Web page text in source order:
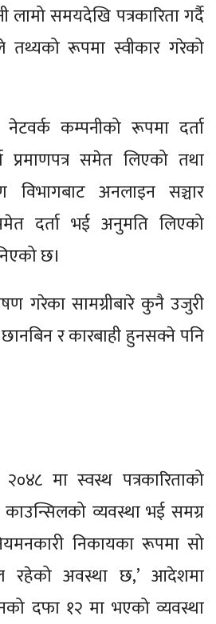
समयदेखि पत्रकारिता गर्दै
रूपमा स्वीकार गरेको
कम्पनीको रूपमा दर्ता
प्रमाणपत्र समेत लिएको तथा
विभागबाट अनलाइन सञ्चार
दर्ता भई अनुमति लिएको
छ।
गरेका सामग्रीबारे कुनै उजुरी
र कारबाही हुनसक्ने पनि
मा स्वस्थ पत्रकारिताको
व्यवस्था भई समग्र
निकायका रूपमा सो
रहेको अवस्था छ,’ आदेशमा
दफा १२ मा भएको व्यवस्था